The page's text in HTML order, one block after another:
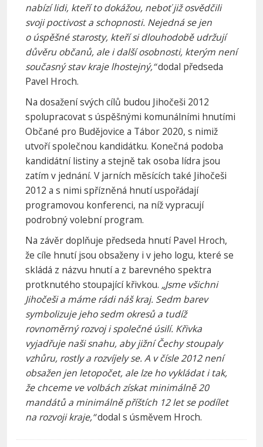
nabízí lidi, kteří to dokážou, neboť již osvědčili
svoji poctivost a schopnosti. Nejedná se jen
o úspěšné starosty, kteří si dlouhodobě udržují
důvěru občanů, ale i další osobnosti, kterým není
současný stav kraje lhostejný,“dodal předseda
Pavel Hroch.
Na dosažení svých cílů budou Jihočeši 2012
spolupracovat s úspěšnými komunálními hnutími
Občané pro Budějovice a Tábor 2020, s nimiž
utvoří společnou kandidátku. Konečná podoba
kandidátní listiny a stejně tak osoba lídra jsou
zatím v jednání. V jarních měsících také Jihočeši
2012 a s nimi spřízněná hnutí uspořádají
programovou konferenci, na níž vypracují
podrobný volební program.
Na závěr doplňuje předseda hnutí Pavel Hroch,
že cíle hnutí jsou obsaženy i v jeho logu, které se
skládá z názvu hnutí a z barevného spektra
protknutého stoupající křivkou. „Jsme všichni
Jihočeši a máme rádi náš kraj. Sedm barev
symbolizuje jeho sedm okresů a tudíž
rovnoměrný rozvoj i společné úsilí. Křivka
vyjadřuje naši snahu, aby jižní Čechy stoupaly
vzhůru, rostly a rozvíjely se. A v čísle 2012 není
obsažen jen letopočet, ale lze ho vykládat i tak,
že chceme ve volbách získat minimálně 20
mandátů a minimálně příštích 12 let se podílet
na rozvoji kraje,“dodal s úsměvem Hroch.